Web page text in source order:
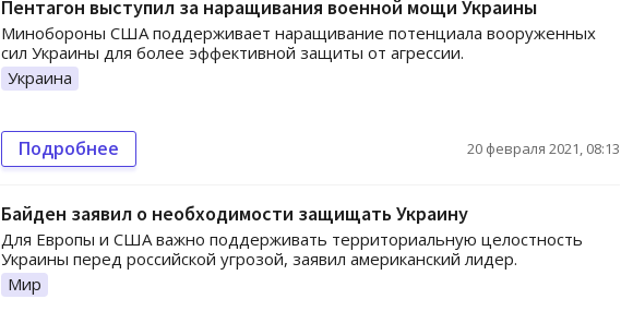
Пентагон выступил за наращивания военной мощи Украины
Минобороны США поддерживает наращивание потенциала вооруженных
сил Украины для более эффективной защиты от агрессии.
Украина
Подробнее 20 февраля 2021, 08:13
Байден заявил о необходимости защищать Украину
Для Европы и США важно поддерживать территориальную целостность
Украины перед российской угрозой, заявил американский лидер.
Мир